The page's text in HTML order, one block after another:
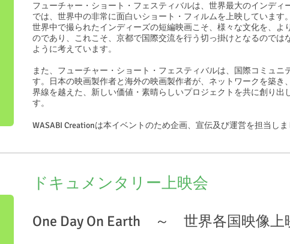
フューチャー・ショート・フェスティバルは、世界最大のインディ
では、世界中の非常に面白いショート・フィルムを上映しています。
世界中で撮られたインディーズの短編映画こそ、様々な文化を、よ
のであり、これこそ、京都で国際交流を行う切っ掛けとなるのでは
ように考えています。
また、フューチャー・ショート・フェスティバルは、国際コミュニ
す。日本の映画製作者と海外の映画製作者が、ネットワークを築き
界線を越えた、新しい価値・素晴らしいプロジェクトを共に創り出
す。
WASABI Creationは本イベントのため企画、宣伝及び運営を担当しま
ドキュメンタリー上映会
One Day On Earth ～ 世界各国映像上